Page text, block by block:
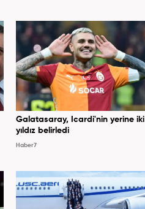
Galatasaray, Icardi'nin yerine iki
yıldız belirledi
Haber7